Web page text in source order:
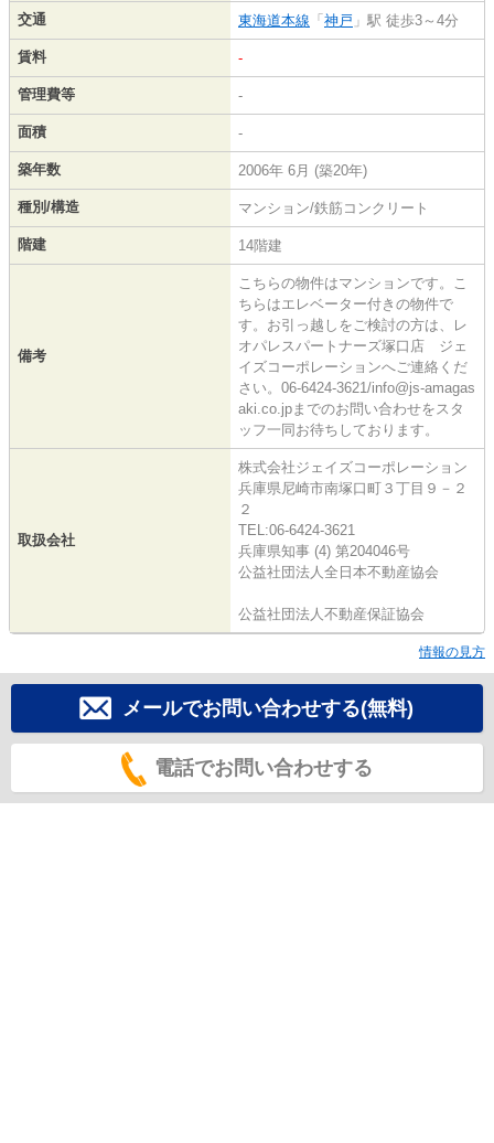
交通 東海道本線 「 神戸 」駅 徒歩3～4分
賃料 -
管理費等 -
面積 -
築年数 2006年 6月 (築20年)
種別/構造 マンション/鉄筋コンクリート
階建 14階建
備考
こちらの物件はマンションです。こ
ちらはエレベーター付きの物件で
す。お引っ越しをご検討の方は、レ
オパレスパートナーズ塚口店 ジェ
イズコーポレーションへご連絡くだ
さい。06-6424-3621/info@js-amagas
aki.co.jpまでのお問い合わせをスタ
ッフ一同お待ちしております。
取扱会社
株式会社ジェイズコーポレーション
兵庫県尼崎市南塚口町３丁目９－２
２
TEL:06-6424-3621
兵庫県知事 (4) 第204046号
公益社団法人全日本不動産協会
公益社団法人不動産保証協会
情報の見方
メールでお問い合わせする(無料)
電話でお問い合わせする